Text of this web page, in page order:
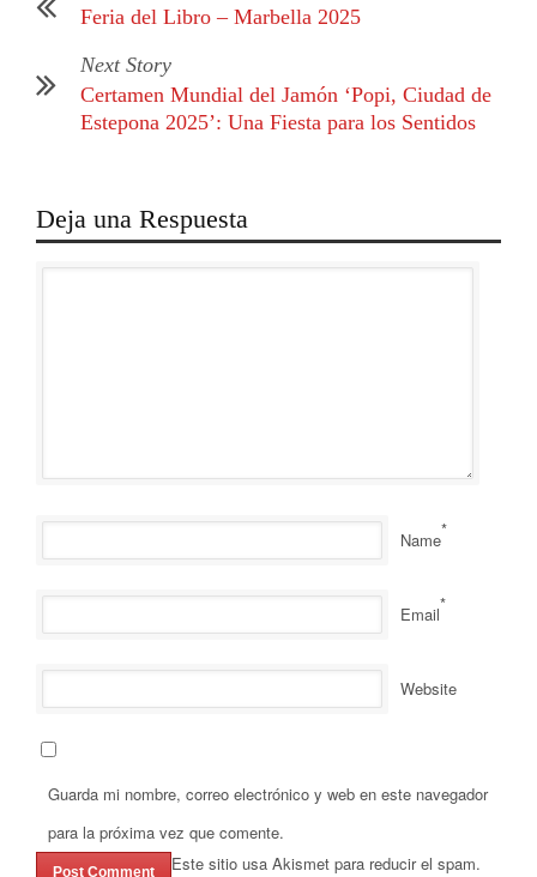
Feria del Libro – Marbella 2025
Next Story
Certamen Mundial del Jamón ‘Popi, Ciudad de
Estepona 2025’: Una Fiesta para los Sentidos
Deja una Respuesta
Name*
Email*
Website
Guarda mi nombre, correo electrónico y web en este navegador
para la próxima vez que comente.
Este sitio usa Akismet para reducir el spam.